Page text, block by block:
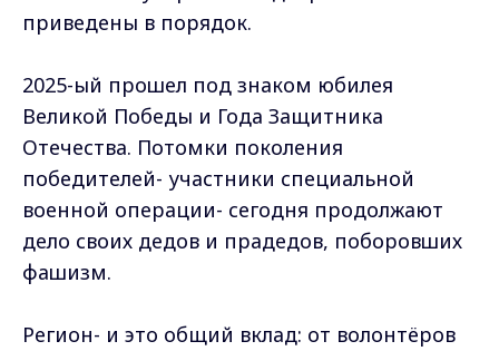
приведены в порядок.
2025-ый прошел под знаком юбилея
Великой Победы и Года Защитника
Отечества. Потомки поколения
победителей- участники специальной
военной операции- сегодня продолжают
дело своих дедов и прадедов, поборовших
фашизм.
Регион- и это общий вклад: от волонтёров